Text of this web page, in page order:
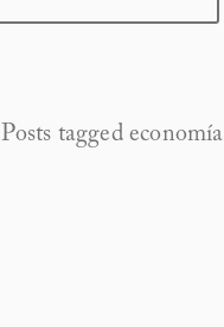
Posts tagged economía